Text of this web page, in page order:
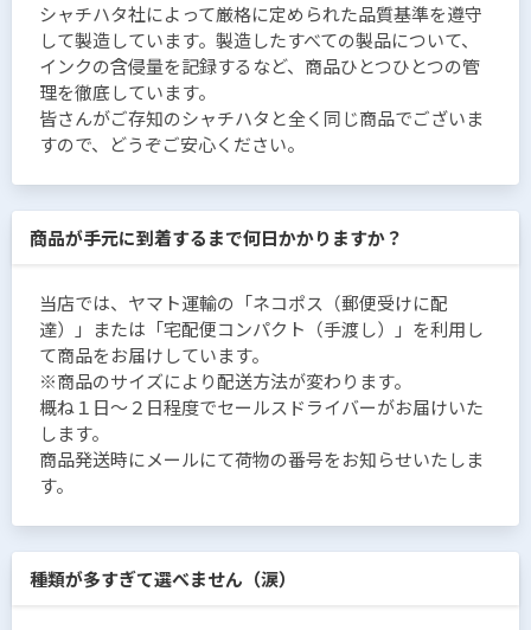
シャチハタ社によって厳格に定められた品質基準を遵守
して製造しています。製造したすべての製品について、
インクの含侵量を記録するなど、商品ひとつひとつの管
理を徹底しています。
皆さんがご存知のシャチハタと全く同じ商品でございま
すので、どうぞご安心ください。
商品が手元に到着するまで何日かかりますか？
当店では、ヤマト運輸の「ネコポス（郵便受けに配
達）」または「宅配便コンパクト（手渡し）」を利用し
て商品をお届けしています。
※商品のサイズにより配送方法が変わります。
概ね１日〜２日程度でセールスドライバーがお届けいた
します。
商品発送時にメールにて荷物の番号をお知らせいたしま
す。
種類が多すぎて選べません（涙）